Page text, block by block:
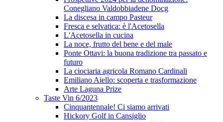
Conegliano Valdobbiadene Docg
La discesa in campo Pasteur
Fresca e selvatica: è l'Acetosella
L'Acetosella in cucina
La noce, frutto del bene e del male
Ponte Ottavi: la buona tradizione tra passato e
futuro
La ciociaria agricola Romano Cardinali
Emiliano Aiello: scoperta e trasformazione
Arte Laguna Prize
Taste Vin 6/2023
Cinquantennale! Ci siamo arrivati
Hickory Golf in Cansiglio